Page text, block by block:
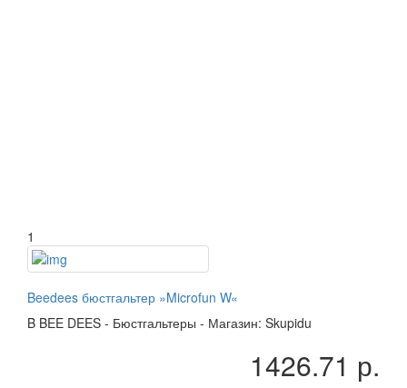
1
Beedees бюстгальтер »Microfun W«
B BEE DEES - Бюстгальтеры - Магазин: Skupidu
1426.71 р.